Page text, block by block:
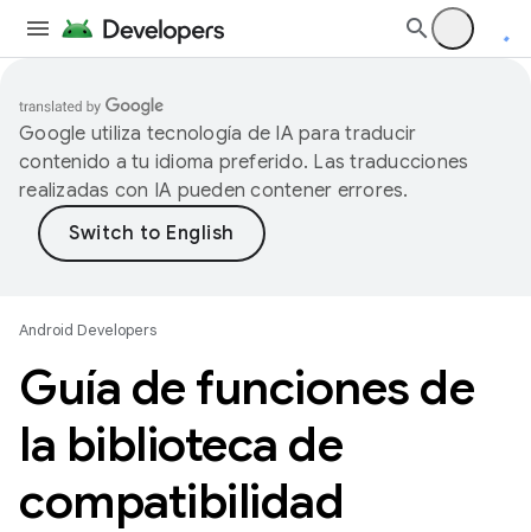
Google utiliza tecnología de IA para traducir
contenido a tu idioma preferido. Las traducciones
realizadas con IA pueden contener errores.
Android Developers
Guía de funciones de
la biblioteca de
compatibilidad